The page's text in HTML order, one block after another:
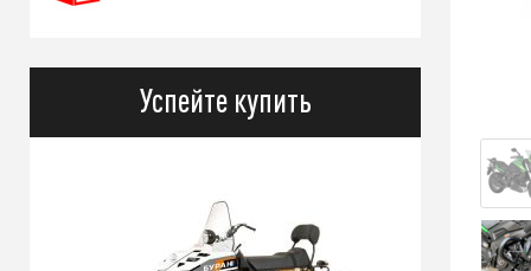
Успейте купить